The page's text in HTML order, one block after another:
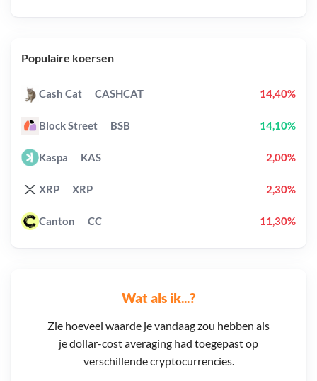
Wat als ik...?
Zie hoeveel waarde je vandaag zou hebben als
je dollar-cost averaging had toegepast op
verschillende cryptocurrencies.
Populaire koersen
Cash Cat CASHCAT 14,40%
Block Street BSB 14,10%
Kaspa KAS 2,00%
XRP XRP 2,30%
Canton CC 11,30%